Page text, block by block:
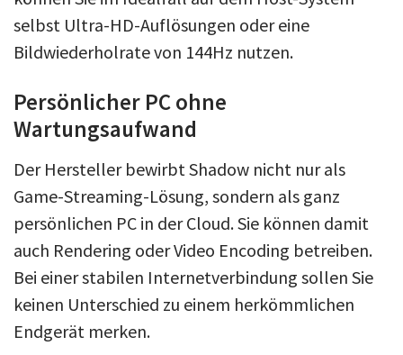
selbst Ultra-HD-Auflösungen oder eine
Bildwiederholrate von 144Hz nutzen.
Persönlicher PC ohne
Wartungsaufwand
Der Hersteller bewirbt Shadow nicht nur als
Game-Streaming-Lösung, sondern als ganz
persönlichen PC in der Cloud. Sie können damit
auch Rendering oder Video Encoding betreiben.
Bei einer stabilen Internetverbindung sollen Sie
keinen Unterschied zu einem herkömmlichen
Endgerät merken.